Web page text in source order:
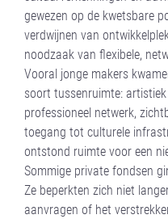
gewezen op de kwetsbare
verdwijnen van
noodzaak van flexibele,
Vooral jonge makers
soort tussenruimte:
professioneel netwerk,
toegang tot culturele
ontstond ruimte voor een
Sommige private fondsen
Ze beperkten zich niet
aanvragen of het